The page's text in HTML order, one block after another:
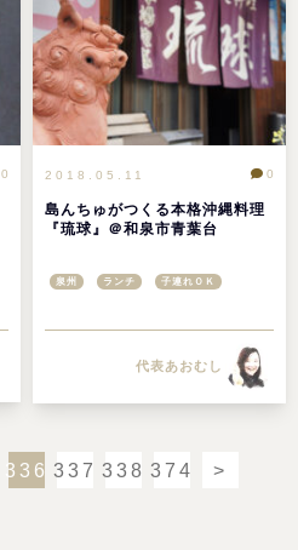
0 2018.05.11
島んちゅがつくる本格沖縄料理
『琉球』＠和泉市青葉台
0
泉州 ランチ 子連れＯＫ
代表あおむし
336 337 338 374 >